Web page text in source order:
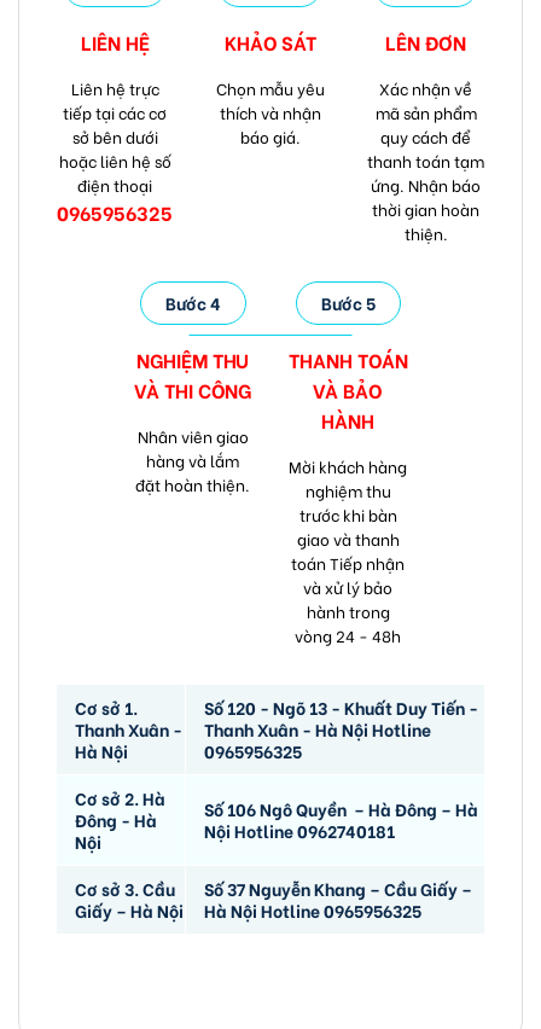
LIÊN HỆ
Liên hệ trực
tiếp tại các cơ
sở bên dưới
hoặc liên hệ số
điện thoại
0965956325
KHẢO SÁT
Chọn mẫu yêu
thích và nhận
báo giá.
LÊN ĐƠN
Xác nhận về
mã sản phẩm
quy cách để
thanh toán tạm
ứng. Nhận báo
thời gian hoàn
thiện.
Bước 4
NGHIỆM THU
VÀ THI CÔNG
Nhân viên giao
hàng và lắm
đặt hoàn thiện.
Bước 5
THANH TOÁN
VÀ BẢO
HÀNH
Mời khách hàng
nghiệm thu
trước khi bàn
giao và thanh
toán Tiếp nhận
và xử lý bảo
hành trong
vòng 24 - 48h
Cơ sở 1.
Thanh Xuân -
Hà Nội
Số 120 - Ngõ 13 - Khuất Duy Tiến -
Thanh Xuân - Hà Nội Hotline
0965956325
Cơ sở 2. Hà
Đông - Hà
Nội
Số 106 Ngô Quyền – Hà Đông – Hà
Nội Hotline 0962740181
Cơ sở 3. Cầu
Giấy – Hà Nội
Số 37 Nguyễn Khang – Cầu Giấy –
Hà Nội Hotline 0965956325